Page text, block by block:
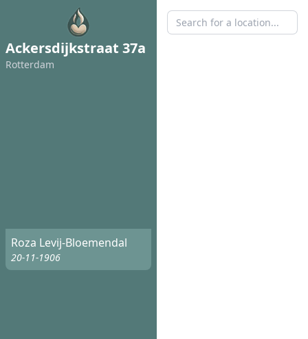
Ackersdijkstraat 37a
Rotterdam
Roza Levij-Bloemendal
20-11-1906